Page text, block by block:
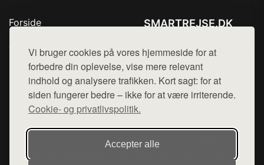
Vi bruger cookies på vores hjemmeside for at
forbedre din oplevelse, vise mere relevant
indhold og analysere trafikken. Kort sagt: for at
siden fungerer bedre – ikke for at være irriterende.
Cookie- og privatlivspolitik.
Accepter alle
Forside
Top Rabatter
Kontakt
SMARTREJSE.DK
Mail: hej@want.dk
Cookie- og privatlivspolitik
Denne side er en del af want.dk, der udgiver en række
hjemmesider med præsentation af forskellige produkter fra